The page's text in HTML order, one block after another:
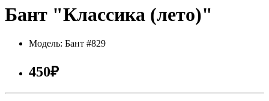
Бант "Классика (лето)"
Модель: Бант #829
450₽